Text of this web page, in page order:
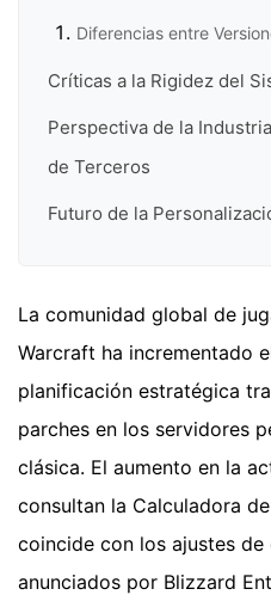
Diferencias entre
Críticas a la Rigidez del
Perspectiva de la
de Terceros
Futuro de la
La comunidad global de
Warcraft ha incrementado
planificación estratégica
parches en los servidores
clásica. El aumento en la
consultan la Calculadora
coincide con los ajustes
anunciados por Blizzard